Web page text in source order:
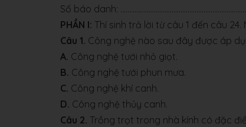
Số báo danh: .......................................................................
PHẦN I: Thí sinh trả lời từ câu 1 đến câu
Câu 1. Công nghệ nào sau đây được áp
A. Công nghệ tưới nhỏ giọt.
B. Công nghệ tưới phun mưa.
C. Công nghệ khí canh.
D. Công nghệ thủy canh.
Câu 2. Trồng trọt trong nhà kính có đặc